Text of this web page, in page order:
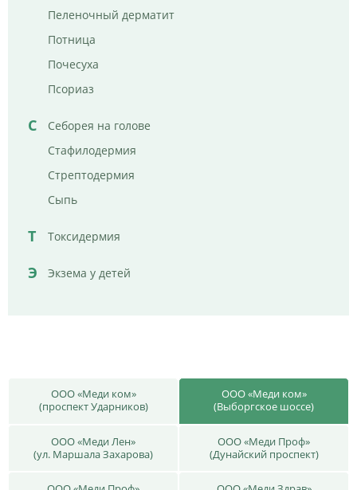
Пеленочный дерматит
Потница
Почесуха
Псориаз
С
Себорея на голове
Стафилодермия
Стрептодермия
Сыпь
Т Токсидермия
Э Экзема у детей
ООО «Меди ком»
(проспект Ударников)
ООО «Меди ком»
(Выборгское шоссе)
ООО «Меди Лен»
(ул. Маршала Захарова)
ООО «Меди Проф»
(Дунайский проспект)